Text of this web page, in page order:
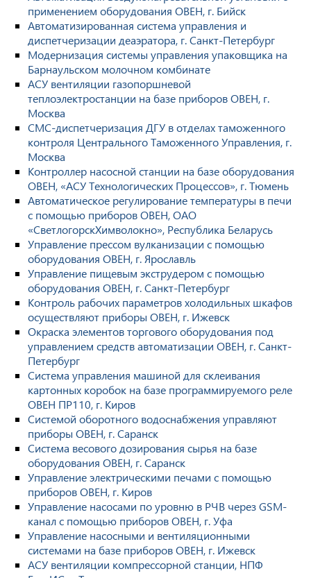
применением оборудования ОВЕН, г. Бийск
Автоматизированная система управления и
диспетчеризации деаэратора, г. Санкт-Петербург
Модернизация системы управления упаковщика на
Барнаульском молочном комбинате
АСУ вентиляции газопоршневой
теплоэлектростанции на базе приборов ОВЕН, г.
Москва
СМС-диспетчеризация ДГУ в отделах таможенного
контроля Центрального Таможенного Управления, г.
Москва
Контроллер насосной станции на базе оборудования
ОВЕН, «АСУ Технологических Процессов», г. Тюмень
Автоматическое регулирование температуры в печи
с помощью приборов ОВЕН, ОАО
«СветлогорскХимволокно», Республика Беларусь
Управление прессом вулканизации с помощью
оборудования ОВЕН, г. Ярославль
Управление пищевым экструдером с помощью
оборудования ОВЕН, г. Санкт-Петербург
Контроль рабочих параметров холодильных шкафов
осуществляют приборы ОВЕН, г. Ижевск
Окраска элементов торгового оборудования под
управлением средств автоматизации ОВЕН, г. Санкт-
Петербург
Система управления машиной для склеивания
картонных коробок на базе программируемого реле
ОВЕН ПР110, г. Киров
Системой оборотного водоснабжения управляют
приборы ОВЕН, г. Саранск
Система весового дозирования сырья на базе
оборудования ОВЕН, г. Саранск
Управление электрическими печами с помощью
приборов ОВЕН, г. Киров
Управление насосами по уровню в РЧВ через GSM-
канал с помощью приборов ОВЕН, г. Уфа
Управление насосными и вентиляционными
системами на базе приборов ОВЕН, г. Ижевск
АСУ вентиляции компрессорной станции, НПФ